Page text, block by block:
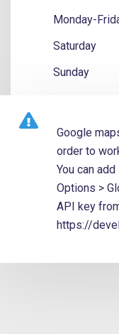
Google
order to
You can
Options >
API key
https://
Monday-
Saturday
Sunday